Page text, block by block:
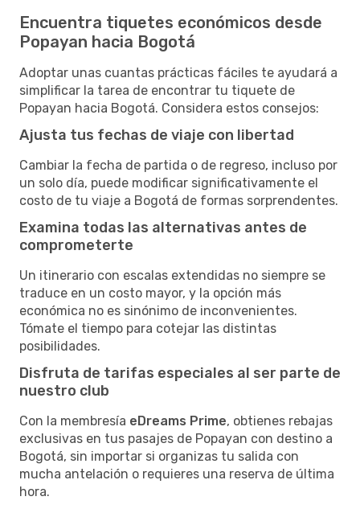
Encuentra tiquetes económicos desde
Popayan hacia Bogotá
Adoptar unas cuantas prácticas fáciles te ayudará a
simplificar la tarea de encontrar tu tiquete de
Popayan hacia Bogotá. Considera estos consejos:
Ajusta tus fechas de viaje con libertad
Cambiar la fecha de partida o de regreso, incluso por
un solo día, puede modificar significativamente el
costo de tu viaje a Bogotá de formas sorprendentes.
Examina todas las alternativas antes de
comprometerte
Un itinerario con escalas extendidas no siempre se
traduce en un costo mayor, y la opción más
económica no es sinónimo de inconvenientes.
Tómate el tiempo para cotejar las distintas
posibilidades.
Disfruta de tarifas especiales al ser parte de
nuestro club
Con la membresía eDreams Prime, obtienes rebajas
exclusivas en tus pasajes de Popayan con destino a
Bogotá, sin importar si organizas tu salida con
mucha antelación o requieres una reserva de última
hora.